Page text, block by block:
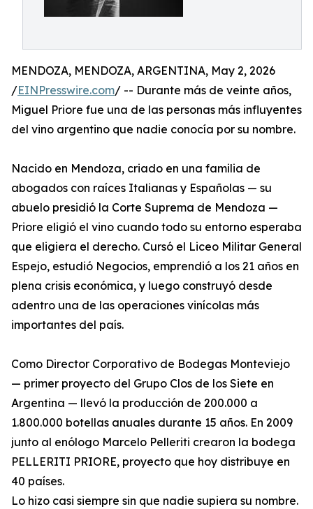
MENDOZA, MENDOZA, ARGENTINA, May 2, 2026
/EINPresswire.com/ -- Durante más de veinte años,
Miguel Priore fue una de las personas más influyentes
del vino argentino que nadie conocía por su nombre.
Nacido en Mendoza, criado en una familia de
abogados con raíces Italianas y Españolas — su
abuelo presidió la Corte Suprema de Mendoza —
Priore eligió el vino cuando todo su entorno esperaba
que eligiera el derecho. Cursó el Liceo Militar General
Espejo, estudió Negocios, emprendió a los 21 años en
plena crisis económica, y luego construyó desde
adentro una de las operaciones vinícolas más
importantes del país.
Como Director Corporativo de Bodegas Monteviejo
— primer proyecto del Grupo Clos de los Siete en
Argentina — llevó la producción de 200.000 a
1.800.000 botellas anuales durante 15 años. En 2009
junto al enólogo Marcelo Pelleriti crearon la bodega
PELLERITI PRIORE, proyecto que hoy distribuye en
40 países.
Lo hizo casi siempre sin que nadie supiera su nombre.